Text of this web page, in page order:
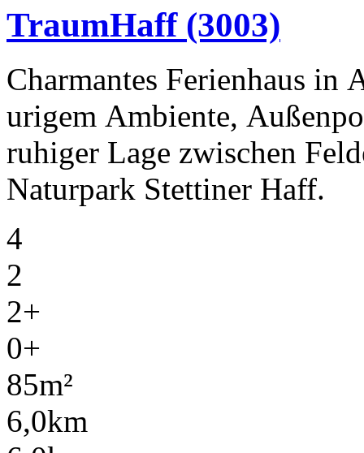
TraumHaff (3003)
Charmantes Ferienhaus in
urigem Ambiente,
ruhiger Lage zwischen
Naturpark Stettiner Haff.
4
2
2+
0+
85m²
6,0km